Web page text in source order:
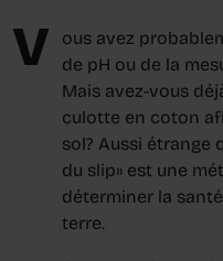
V
ous avez
de pH ou de la
Mais avez-vous
culotte en coton
sol? Aussi étrange
du slip» est une
déterminer la
terre.